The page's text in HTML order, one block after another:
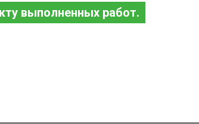
выполненных работ.